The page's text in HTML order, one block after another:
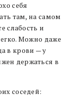
себя
там, на самом
слабость и
Можно даже
в крови — у
держаться в
соседей: